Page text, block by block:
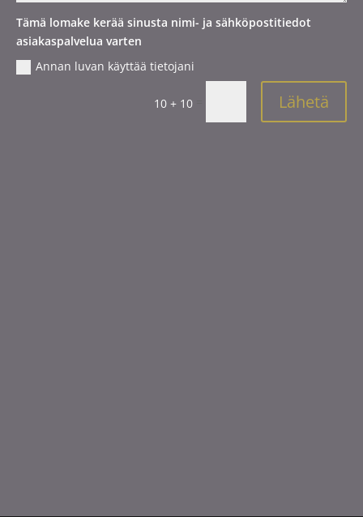
Tämä lomake kerää sinusta nimi- ja sähköpostitiedot
asiakaspalvelua varten
Annan luvan käyttää tietojani
10 + 10 Lähetä